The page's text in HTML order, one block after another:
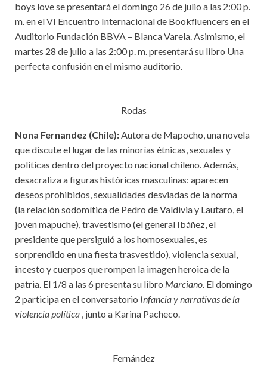
boys love se presentará el domingo 26 de julio a las 2:00 p.
m. en el VI Encuentro Internacional de Bookfluencers en el
Auditorio Fundación BBVA – Blanca Varela. Asimismo, el
martes 28 de julio a las 2:00 p. m. presentará su libro Una
perfecta confusión en el mismo auditorio.
Rodas
Nona Fernandez (Chile):Autora de Mapocho, una novela
que discute el lugar de las minorías étnicas, sexuales y
políticas dentro del proyecto nacional chileno. Además,
desacraliza a figuras históricas masculinas: aparecen
deseos prohibidos, sexualidades desviadas de la norma
(la relación sodomítica de Pedro de Valdivia y Lautaro, el
joven mapuche), travestismo (el general Ibáñez, el
presidente que persiguió a los homosexuales, es
sorprendido en una fiesta trasvestido), violencia sexual,
incesto y cuerpos que rompen la imagen heroica de la
patria. El 1/8 a las 6 presenta su libro Marciano. El domingo
2 participa en el conversatorio Infancia y narrativas de la
violencia política , junto a Karina Pacheco.
Fernández